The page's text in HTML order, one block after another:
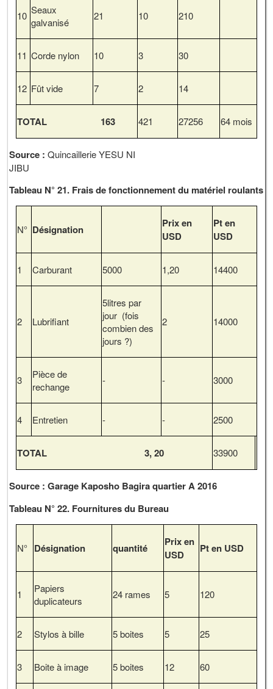
10 Seaux
galvanisé
21 10 210
11 Corde nylon 10 3 30
12 Fût vide 7 2 14
TOTAL 163 421 27256 64 mois
Source :Quincaillerie YESU NI
JIBU
Tableau N° 21. Frais de fonctionnement du matériel roulants
N° Désignation
Prix en
USD
Pt en
USD
1 Carburant 5000 1,20 14400
2 Lubrifiant
5litres par
jour (fois
combien des
jours ?)
2 14000
3
Pièce de
rechange
- - 3000
4 Entretien - - 2500
TOTAL 3, 20 33900
Source : Garage Kaposho Bagira quartier A 2016
Tableau N° 22. Fournitures du Bureau
N° Désignation quantité
Prix en
USD
Pt en USD
1
Papiers
duplicateurs
24 rames 5 120
2 Stylos à bille 5 boites 5 25
3 Boite à image 5 boites 12 60